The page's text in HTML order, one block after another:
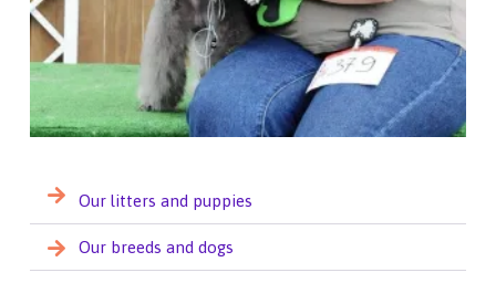
Our litters and puppies
Our breeds and dogs